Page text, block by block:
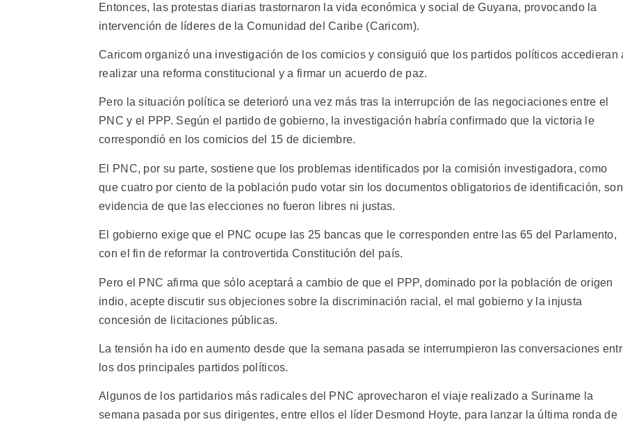
Entonces, las protestas diarias trastornaron la vida económica y social de Guyana, provocando la
intervención de líderes de la Comunidad del Caribe (Caricom).
Caricom organizó una investigación de los comicios y consiguió que los partidos políticos accedieran
realizar una reforma constitucional y a firmar un acuerdo de paz.
Pero la situación política se deterioró una vez más tras la interrupción de las negociaciones entre el
PNC y el PPP. Según el partido de gobierno, la investigación habría confirmado que la victoria le
correspondió en los comicios del 15 de diciembre.
El PNC, por su parte, sostiene que los problemas identificados por la comisión investigadora, como
que cuatro por ciento de la población pudo votar sin los documentos obligatorios de identificación, son
evidencia de que las elecciones no fueron libres ni justas.
El gobierno exige que el PNC ocupe las 25 bancas que le corresponden entre las 65 del Parlamento,
con el fin de reformar la controvertida Constitución del país.
Pero el PNC afirma que sólo aceptará a cambio de que el PPP, dominado por la población de origen
indio, acepte discutir sus objeciones sobre la discriminación racial, el mal gobierno y la injusta
concesión de licitaciones públicas.
La tensión ha ido en aumento desde que la semana pasada se interrumpieron las conversaciones
los dos principales partidos políticos.
Algunos de los partidarios más radicales del PNC aprovecharon el viaje realizado a Suriname la
semana pasada por sus dirigentes, entre ellos el líder Desmond Hoyte, para lanzar la última ronda de